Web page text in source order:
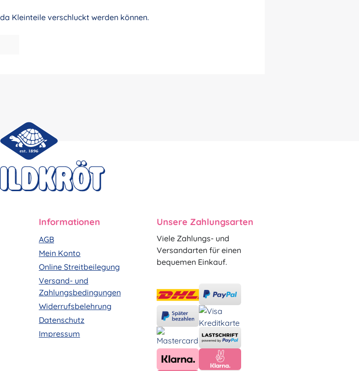
Kleinteile verschluckt werden können.
Informationen
AGB
Mein Konto
Online Streitbeilegung
Versand- und
Zahlungsbedingungen
Widerrufsbelehrung
Datenschutz
Impressum
Unsere Zahlungsarten
Viele Zahlungs- und
Versandarten für einen
bequemen Einkauf.